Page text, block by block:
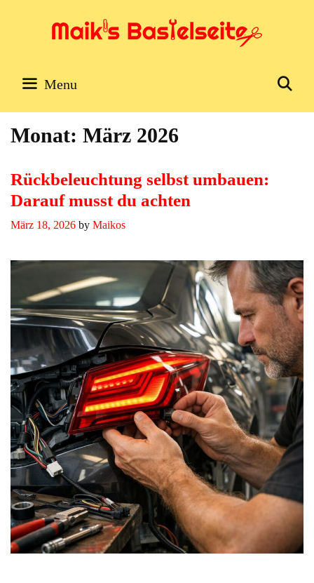
Menu
Monat: März 2026
Rückbeleuchtung selbst umbauen:
Darauf musst du achten
März 18, 2026 by Maikos